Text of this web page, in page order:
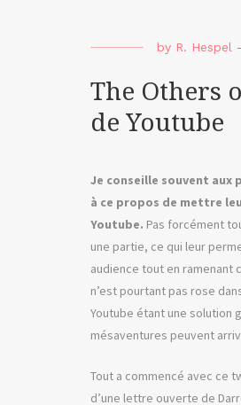
by R. Hespel -
The Others
de Youtube
Je conseille souvent aux
à ce propos de mettre
Youtube. Pas forcément
une partie, ce qui leur
audience tout en ramenant
n’est pourtant pas rose
Youtube étant une solution
mésaventures peuvent
Tout a commencé avec ce
d’une lettre ouverte de